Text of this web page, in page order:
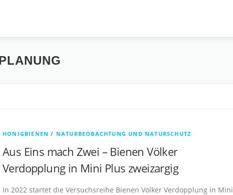
HONIGBIENEN / NATURBEOBACHTUNG UND NATURSCHUTZ
Aus Eins mach Zwei – Bienen Völker
Verdopplung in Mini Plus zweizargig
In 2022 startet die Versuchsreihe Bienen Völker Verdopplung in Mini